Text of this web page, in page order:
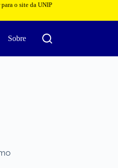
para o site da UNIP
Sobre